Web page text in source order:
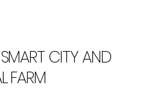
CITY AND
FARM